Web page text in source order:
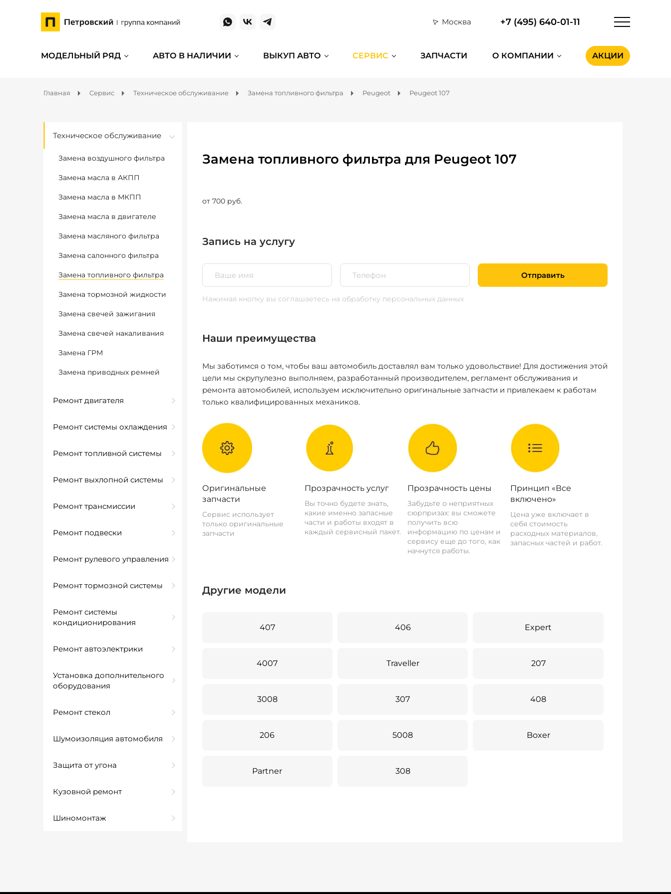
Москва +7 (495) 640-01-11
МОДЕЛЬНЫЙ РЯД АВТО В НАЛИЧИИ ВЫКУП АВТО СЕРВИС ЗАПЧАСТИ О КОМПАНИИ АКЦИИ
Главная Сервис Техническое обслуживание Замена топливного фильтра Peugeot Peugeot 107
Техническое обслуживание
Замена воздушного фильтра
Замена масла в АКПП
Замена масла в МКПП
Замена масла в двигателе
Замена масляного фильтра
Замена салонного фильтра
Замена топливного фильтра
Замена тормозной жидкости
Замена свечей зажигания
Замена свечей накаливания
Замена ГРМ
Замена приводных ремней
Ремонт двигателя
Ремонт системы охлаждения
Ремонт топливной системы
Ремонт выхлопной системы
Ремонт трансмиссии
Ремонт подвески
Ремонт рулевого управления
Ремонт тормозной системы
Ремонт системы
кондиционирования
Ремонт автоэлектрики
Установка дополнительного
оборудования
Ремонт стекол
Шумоизоляция автомобиля
Защита от угона
Кузовной ремонт
Шиномонтаж
Замена топливного фильтра для Peugeot 107
от 700 руб.
Запись на услугу
Отправить
Нажимая кнопку вы соглашаетесь на обработку персональных данных
Наши преимущества
Мы заботимся о том, чтобы ваш автомобиль доставлял вам только удовольствие! Для достижения этой
цели мы скрупулезно выполняем, разработанный производителем, регламент обслуживания и
ремонта автомобилей, используем исключительно оригинальные запчасти и привлекаем к работам
только квалифицированных механиков.
Оригинальные
запчасти
Сервис использует
только оригинальные
запчасти
Прозрачность услуг
Вы точно будете знать,
какие именно запасные
части и работы входят в
каждый сервисный пакет.
Прозрачность цены
Забудьте о неприятных
сюрпризах: вы сможете
получить всю
информацию по ценам и
сервису еще до того, как
начнутся работы.
Принцип «Все
включено»
Цена уже включает в
себя стоимость
расходных материалов,
запасных частей и работ.
Другие модели
407 406 Expert
4007 Traveller 207
3008 307 408
206 5008 Boxer
Partner 308